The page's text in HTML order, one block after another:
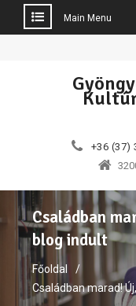
Main Menu
+36 (37)
Családban
blog indult
Főoldal
Családban marad!